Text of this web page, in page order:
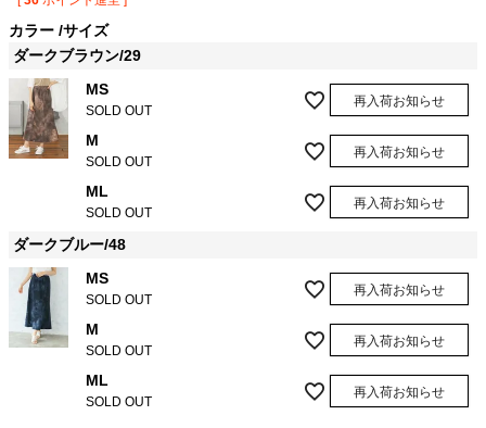
カラー サイズ
ダークブラウン/29
MS
SOLD OUT
再入荷お知らせ
M
SOLD OUT
再入荷お知らせ
ML
SOLD OUT
再入荷お知らせ
ダークブルー/48
MS
SOLD OUT
再入荷お知らせ
M
SOLD OUT
再入荷お知らせ
ML
SOLD OUT
再入荷お知らせ